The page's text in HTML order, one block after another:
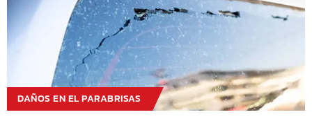
DAÑOS EN EL PARABRISAS